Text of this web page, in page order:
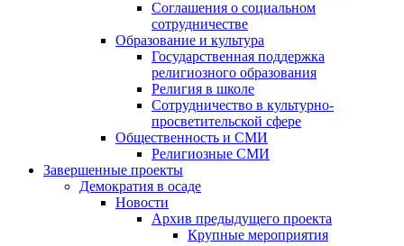
Соглашения о социальном
сотрудничестве
Образование и культура
Государственная поддержка
религиозного образования
Религия в школе
Сотрудничество в культурно-
просветительской сфере
Общественность и СМИ
Религиозные СМИ
Завершенные проекты
Демократия в осаде
Новости
Архив предыдущего проекта
Крупные мероприятия